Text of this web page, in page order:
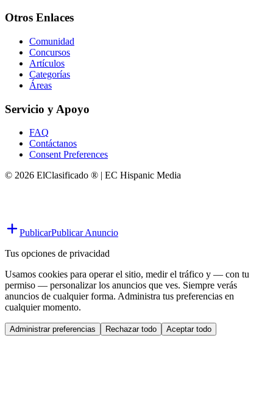
Otros Enlaces
Comunidad
Concursos
Artículos
Categorías
Áreas
Servicio y Apoyo
FAQ
Contáctanos
Consent Preferences
© 2026 ElClasificado ® | EC Hispanic Media
PublicarPublicar Anuncio
Tus opciones de privacidad
Usamos cookies para operar el sitio, medir el tráfico y — con tu
permiso — personalizar los anuncios que ves. Siempre verás
anuncios de cualquier forma. Administra tus preferencias en
cualquier momento.
Administrar preferencias Rechazar todo Aceptar todo